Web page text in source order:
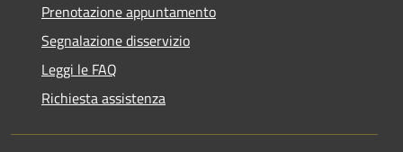
Prenotazione appuntamento
Segnalazione disservizio
Leggi le FAQ
Richiesta assistenza